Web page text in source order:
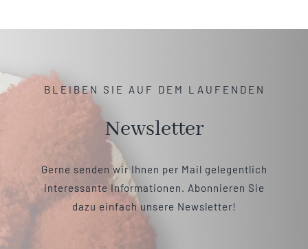
BLEIBEN SIE AUF DEM LAUFENDEN
Newsletter
Gerne senden wir Ihnen per Mail gelegentlich
interessante Informationen. Abonnieren Sie
dazu einfach unsere Newsletter!